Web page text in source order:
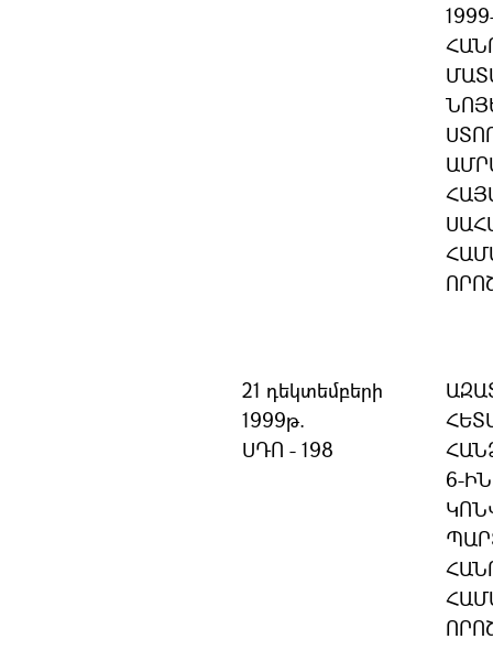
21 դեկտեմբերի
1999թ.
ՍԴՈ - 198
6-